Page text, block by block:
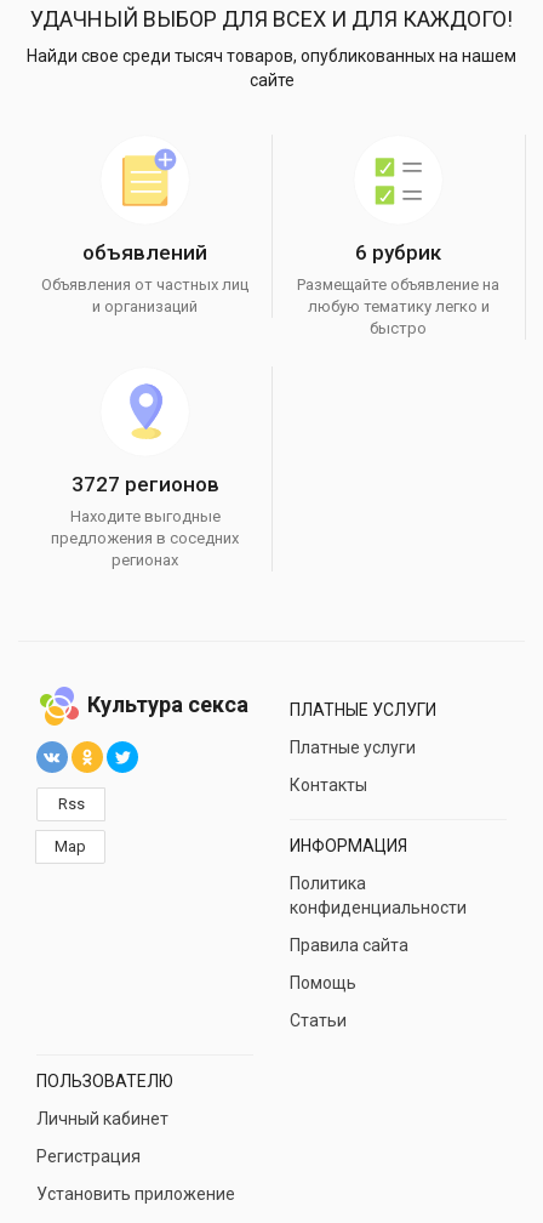
УДАЧНЫЙ ВЫБОР ДЛЯ ВСЕХ И ДЛЯ КАЖДОГО!
Найди свое среди тысяч товаров, опубликованных на нашем
сайте
объявлений
Объявления от частных лиц
и организаций
6 рубрик
Размещайте объявление на
любую тематику легко и
быстро
3727 регионов
Находите выгодные
предложения в соседних
регионах
Культура секса
Rss
Map
ПЛАТНЫЕ УСЛУГИ
Платные услуги
Контакты
ИНФОРМАЦИЯ
Политика
конфиденциальности
Правила сайта
Помощь
Статьи
ПОЛЬЗОВАТЕЛЮ
Личный кабинет
Регистрация
Установить приложение